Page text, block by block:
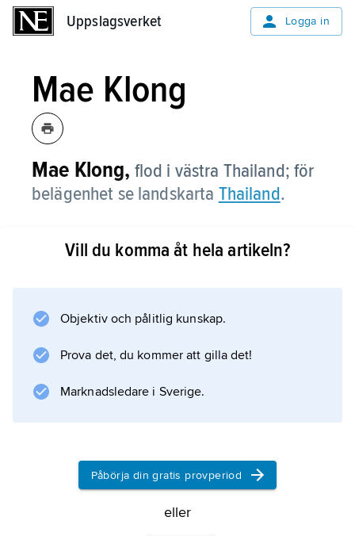
Uppslagsverket Logga in
Mae Klong
Mae Klong, flod i västra Thailand; för
belägenhet se landskarta Thailand.
Vill du komma åt hela artikeln?
Objektiv och pålitlig kunskap.
Prova det, du kommer att gilla det!
Marknadsledare i Sverige.
Påbörja din gratis provperiod
eller